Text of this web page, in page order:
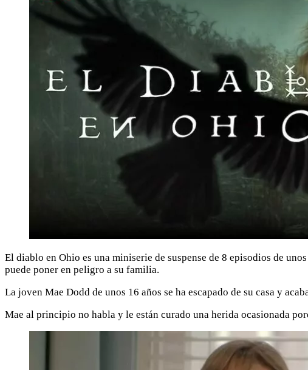
El diablo en Ohio es una miniserie de suspense de 8 episodios de
puede poner en peligro a su familia.
La joven Mae Dodd de unos 16 años se ha escapado de su casa y
Mae al principio no habla y le están curado una herida ocasionada